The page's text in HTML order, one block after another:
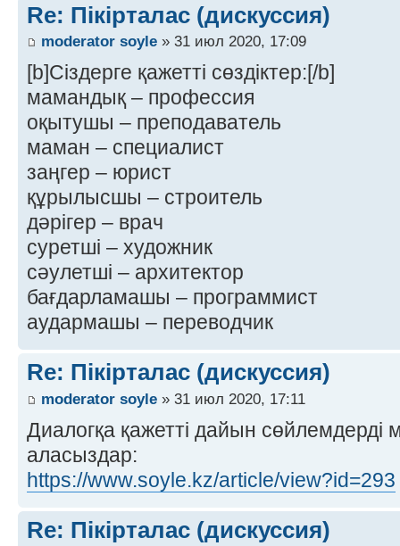
Re: Пікірталас (дискуссия)
moderator soyle » 31 июл 2020, 17:09
[b]Сіздерге қажетті сөздіктер:[/b]
мамандық – профессия
оқытушы – преподаватель
маман – специалист
заңгер – юрист
құрылысшы – строитель
дәрігер – врач
суретші – художник
сәулетші – архитектор
бағдарламашы – программист
аудармашы – переводчик
Re: Пікірталас (дискуссия)
moderator soyle » 31 июл 2020, 17:11
Диалогқа қажетті дайын сөйлемдерді
аласыздар:
https://www.soyle.kz/article/view?id=293
Re: Пікірталас (дискуссия)